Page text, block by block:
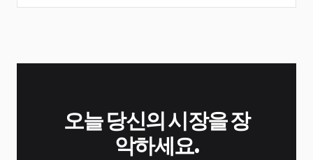
오늘 당신의 시장을 장
악하세요.